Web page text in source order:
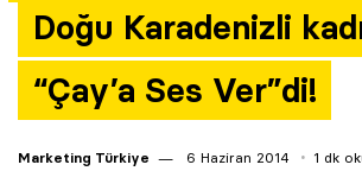
Doğu Karadenizli
“Çay’a Ses Ver”di!
Marketing Türkiye 6 Haziran 2014 1 dk
Yazarlar
Araştırma